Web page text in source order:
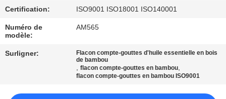
VISITE
DE
L'USINE
CONTRÔLE
QUALITÉ
Certification: ISO9001 ISO18001 ISO140001
Numéro de
modèle:
AM565
Surligner:
Flacon compte-gouttes d'huile essentielle en bois
de bambou
,flacon compte-gouttes en bambou,
flacon compte-gouttes en bambou ISO9001